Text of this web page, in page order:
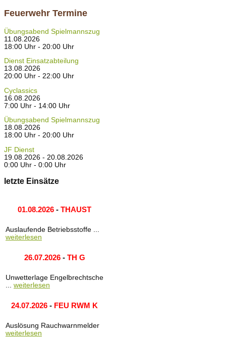
Feuerwehr Termine
Übungsabend Spielmannszug
11.08.2026
18:00 Uhr - 20:00 Uhr
Dienst Einsatzabteilung
13.08.2026
20:00 Uhr - 22:00 Uhr
Cyclassics
16.08.2026
7:00 Uhr - 14:00 Uhr
Übungsabend Spielmannszug
18.08.2026
18:00 Uhr - 20:00 Uhr
JF Dienst
19.08.2026 - 20.08.2026
0:00 Uhr - 0:00 Uhr
letzte Einsätze
01.08.2026 - THAUST
Auslaufende Betriebsstoffe ...
weiterlesen
26.07.2026- TH G
Unwetterlage Engelbrechtsche
... weiterlesen
24.07.2026 - FEU RWM K
Auslösung Rauchwarnmelder
weiterlesen